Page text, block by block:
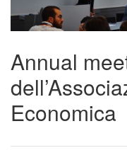
Annual
Economica